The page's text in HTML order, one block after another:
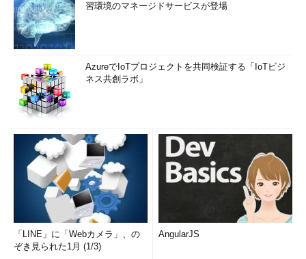
習環境のマネージドサービスが登場
AzureでIoTプロジェクトを共同検証する「IoTビジ
ネス共創ラボ」
「LINE」に「Webカメラ」、の
ぞき見られた1月 (1/3)
AngularJS